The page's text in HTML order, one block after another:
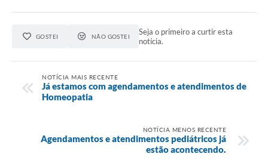
GOSTEI NÃO GOSTEI
Seja o primeiro a curtir esta
notícia.
NOTÍCIA MAIS RECENTE
Já estamos com agendamentos e atendimentos de
Homeopatia
NOTÍCIA MENOS RECENTE
Agendamentos e atendimentos pediátricos já
estão acontecendo.